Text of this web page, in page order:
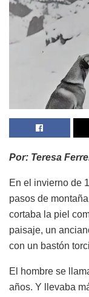
Por: Teresa
En el invierno de
pasos de
cortaba la piel
paisaje, un
con un bastón
El hombre se
años. Y llevaba